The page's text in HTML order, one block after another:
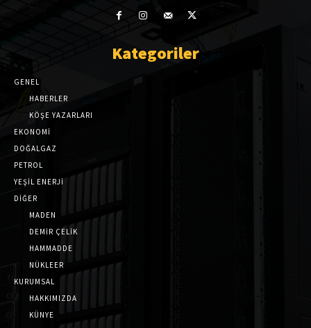
Kategoriler
GENEL
HABERLER
KÖŞE YAZARLARI
EKONOMİ
DOĞALGAZ
PETROL
YEŞİL ENERJİ
DİĞER
MADEN
DEMİR ÇELİK
HAMMADDE
NÜKLEER
KURUMSAL
HAKKIMIZDA
KÜNYE